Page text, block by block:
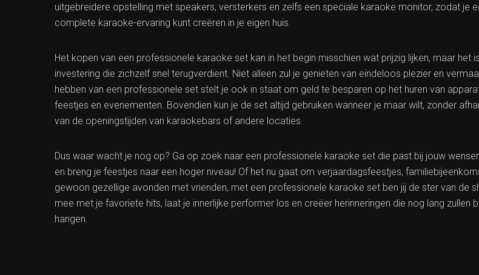
uitgebreidere opstelling met speakers, versterkers en zelfs een speciale karaoke monitor, zodat je
complete karaoke-ervaring kunt creëren in je eigen huis.
Het kopen van een professionele karaoke set kan in het begin misschien wat prijzig lijken, maar het
investering die zichzelf snel terugverdient. Niet alleen zul je genieten van eindeloos plezier en
hebben van een professionele set stelt je ook in staat om geld te besparen op het huren van
feestjes en evenementen. Bovendien kun je de set altijd gebruiken wanneer je maar wilt, zonder
van de openingstijden van karaokebars of andere locaties.
Dus waar wacht je nog op? Ga op zoek naar een professionele karaoke set die past bij jouw
en breng je feestjes naar een hoger niveau! Of het nu gaat om verjaardagsfeestjes,
gewoon gezellige avonden met vrienden, met een professionele karaoke set ben jij de ster van de
mee met je favoriete hits, laat je innerlijke performer los en creëer herinneringen die nog lang zullen
hangen.